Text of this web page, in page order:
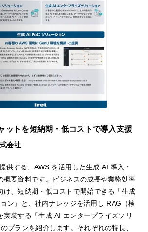
ットを短納期・低コストで導入支援
会社
供する、AWS を活用した生成 AI 導入・
概要資料です。ビジネスの成長や業務効率
け、短納期・低コストで開始できる「生成
ン」と、社内ナレッジを活用し RAG（検
実装する「生成 AI エンタープライズソリ
プランを紹介します。それぞれの特長、